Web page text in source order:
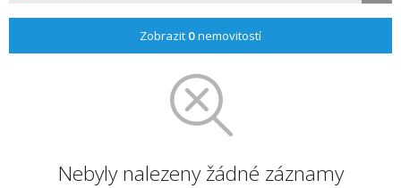
Zobrazit 0nemovitostí
Nebyly nalezeny žádné záznamy